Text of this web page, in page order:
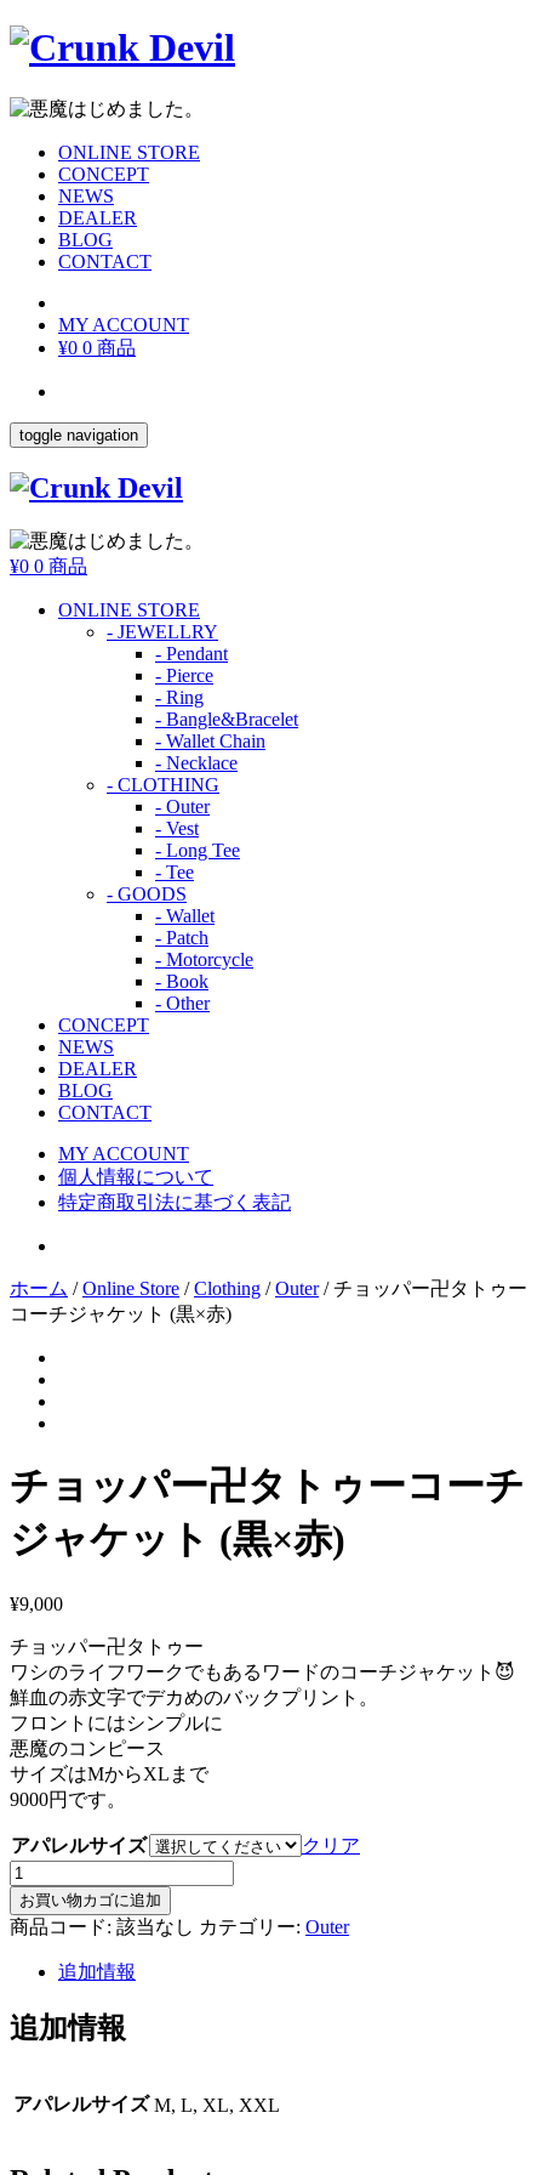
ONLINE STORE
CONCEPT
NEWS
DEALER
BLOG
CONTACT
MY ACCOUNT
¥0 0 商品
toggle navigation
¥0 0 商品
ONLINE STORE
- JEWELLRY
- Pendant
- Pierce
- Ring
- Bangle&Bracelet
- Wallet Chain
- Necklace
- CLOTHING
- Outer
- Vest
- Long Tee
- Tee
- GOODS
- Wallet
- Patch
- Motorcycle
- Book
- Other
CONCEPT
NEWS
DEALER
BLOG
CONTACT
MY ACCOUNT
個人情報について
特定商取引法に基づく表記
ホーム /Online Store /Clothing /Outer/ チョッパー卍タトゥー
コーチジャケット (黒×赤)
チョッパー卍タトゥーコーチ
ジャケット (黒×赤)
¥9,000
チョッパー卍タトゥー
ワシのライフワークでもあるワードのコーチジャケット😈
鮮血の赤文字でデカめのバックプリント。
フロントにはシンプルに
悪魔のコンピース
サイズはMからXLまで
9000円です。
アパレルサイズ
クリア
チ
ョ
ッ
タ
ー
お買い物カゴに追加
商品コード: 該当なし カテゴリー: Outer
追加情報
追加情報
アパレルサイズ M, L, XL, XXL